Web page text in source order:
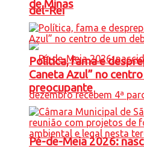
del-Rei
Pé-de-Meia 2026:
de Minas
Política, fama e
Caneta Azul” no
preocupante